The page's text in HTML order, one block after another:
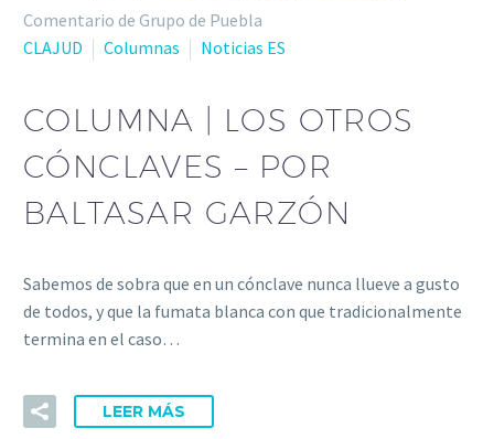
Comentario de Grupo de Puebla
CLAJUD
Columnas Noticias ES
COLUMNA | LOS OTROS
CÓNCLAVES – POR
BALTASAR GARZÓN
Sabemos de sobra que en un cónclave nunca llueve a gusto
de todos, y que la fumata blanca con que tradicionalmente
termina en el caso…
LEER MÁS